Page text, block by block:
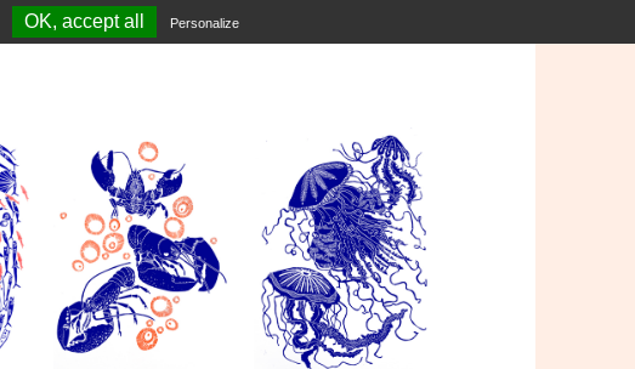
OK, accept all Personalize